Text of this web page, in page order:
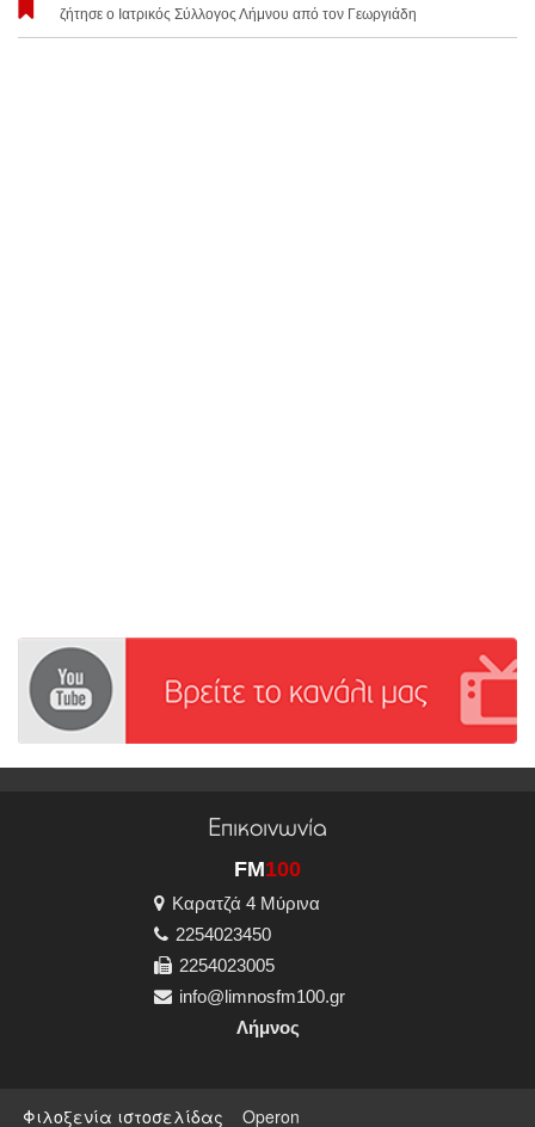
ζήτησε ο Ιατρικός Σύλλογος Λήμνου από τον Γεωργιάδη
Επικοινωνία
FM100
Καρατζά 4 Μύρινα
2254023450
2254023005
info@limnosfm100.gr
Λήμνος
Φιλοξενία ιστοσελίδας Operon